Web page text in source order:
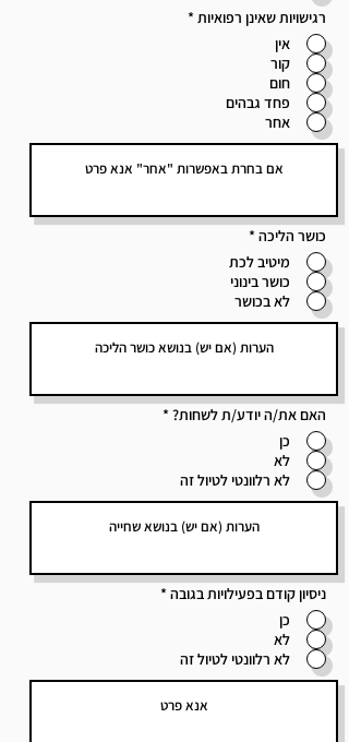
רגישויות שאינן רפואיות*
אין
קור
חום
פחד גבהים
אחר
כושר הליכה*
מיטיב לכת
כושר בינוני
לא בכושר
האם את/ה יודע/ת לשחות?*
כן
לא
לא רלוונטי לטיול זה
ניסיון קודם בפעילויות בגובה*
כן
לא
לא רלוונטי לטיול זה